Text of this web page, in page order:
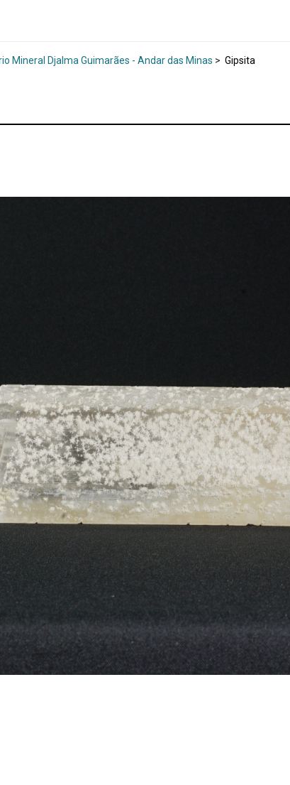
Mineral Djalma Guimarães - Andar das Minas > Gipsita